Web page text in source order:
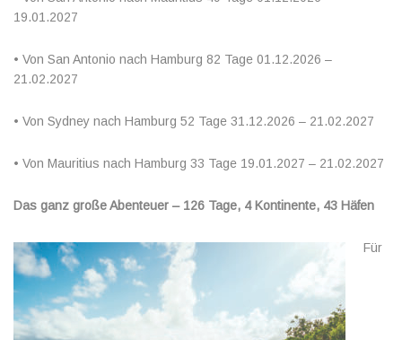
19.01.2027
• Von San Antonio nach Hamburg 82 Tage 01.12.2026 –
21.02.2027
• Von Sydney nach Hamburg 52 Tage 31.12.2026 – 21.02.2027
• Von Mauritius nach Hamburg 33 Tage 19.01.2027 – 21.02.2027
Das ganz große Abenteuer – 126 Tage, 4 Kontinente, 43 Häfen
Für